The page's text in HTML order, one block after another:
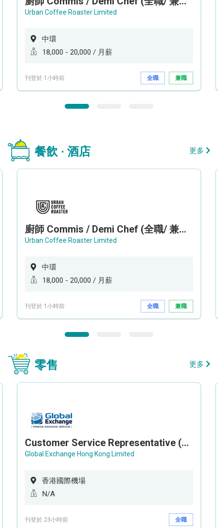
Urban Coffee Roaster Limited
中環
18,000 - 20,000 / 月薪
刊登於 1小時前 全職 兼職
餐飲 · 酒店 更多
廚師 Commis / Demi Chef (全職/ 兼職) (工作地點:中環)
Urban Coffee Roaster Limited
中環
18,000 - 20,000 / 月薪
刊登於 1小時前 全職 兼職
零售 更多
Customer Service Representative (Airport)
Global Exchange Hong Kong Limited
香港國際機場
N/A
刊登於 23小時前 全職